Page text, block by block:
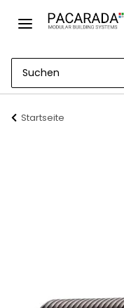
Startseite